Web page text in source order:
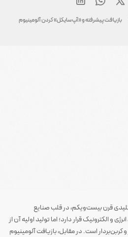
بازیافت پیشرفته و «آپ‌سایکل» کردن آلومینیوم
قرن بیست‌ویکم، در قلب صنایع
و الکترونیک قرار دارد؛ اما تولید اولیه آن از
کربن‌بردار است. در مقابل، بازیافت آلومینیوم